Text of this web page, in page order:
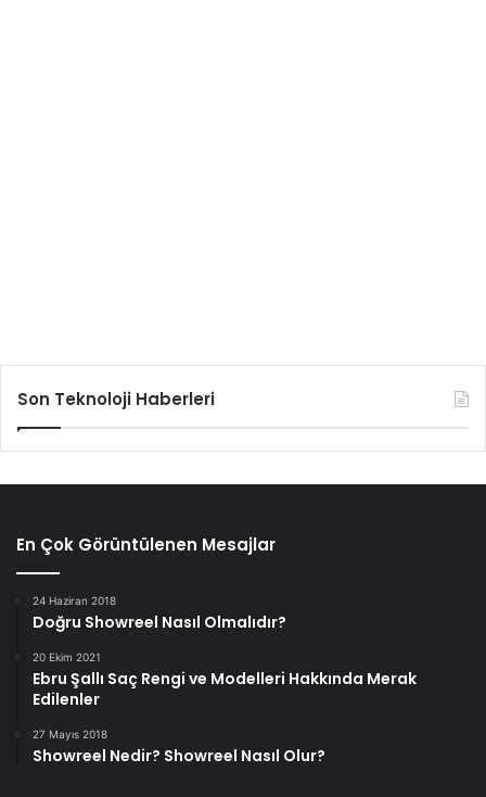
Son Teknoloji Haberleri
En Çok Görüntülenen Mesajlar
24 Haziran 2018
Doğru Showreel Nasıl Olmalıdır?
20 Ekim 2021
Ebru Şallı Saç Rengi ve Modelleri Hakkında Merak
Edilenler
27 Mayıs 2018
Showreel Nedir? Showreel Nasıl Olur?